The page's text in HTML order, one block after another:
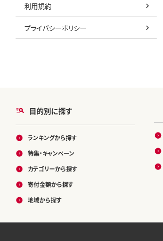
利用規約
プライバシーポリシー
目的別に探す
ランキングから探す
特集・キャンペーン
カテゴリーから探す
寄付金額から探す
地域から探す